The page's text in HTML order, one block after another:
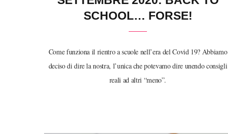
SCHOOL… FORSE!
Come funziona il rientro a scuole nell’era del Covid 19? Abbiamo
deciso di dire la nostra, l’unica che potevamo dire unendo consigli
reali ad altri “meno”.